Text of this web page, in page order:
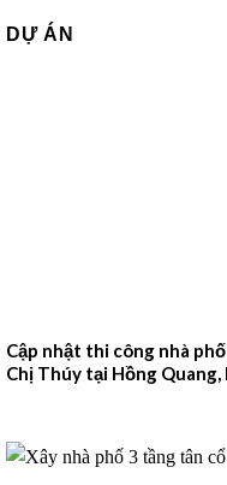
DỰ ÁN
Cập nhật thi công nhà
Chị Thúy tại Hồng